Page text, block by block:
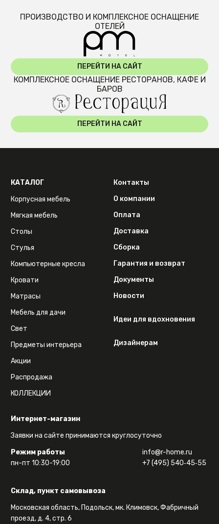
ПРОИЗВОДСТВО И КОМПЛЕКСНОЕ ОСНАЩЕНИЕ
ОТЕЛЕЙ
ПЕРЕЙТИ НА САЙТ
КОМПЛЕКСНОЕ ОСНАЩЕНИЕ РЕСТОРАНОВ, КАФЕ И
БАРОВ
ПЕРЕЙТИ НА САЙТ
Интернет-магазин
Заявки на сайте принимаются круглосуточно
Режим работы
пн-пт 10:30-19:00
info@r-home.ru
+7 (495) 540‑45‑55
Склад, пункт самовывоза
Московская область, Подольск, мк. Климовск, Фабричный
проезд, д. 4, стр. 6
КАТАЛОГ
Корпусная мебель
Мягкая мебель
Столы
Стулья
Компьютерные кресла
Кровати
Матрасы
Мебель для дачи
Свет
Предметы интерьера
Акции
Распродажа
КОЛЛЕКЦИИ
Контакты
О компании
Оплата
Доставка
Сборка
Гарантия и возврат
Документы
Новости
Идеи для вдохновения
Дизайнерам